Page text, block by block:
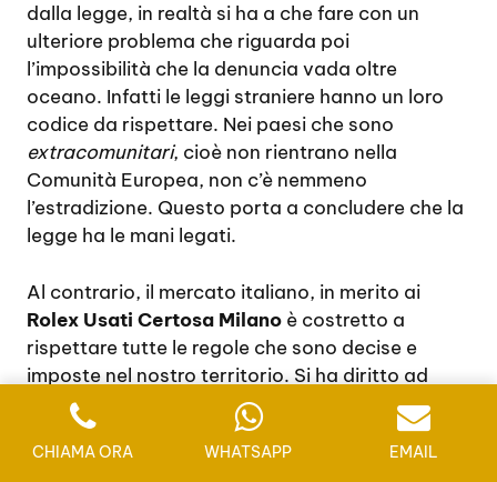
dalla legge, in realtà si ha a che fare con un
ulteriore problema che riguarda poi
l’impossibilità che la denuncia vada oltre
oceano. Infatti le leggi straniere hanno un loro
codice da rispettare. Nei paesi che sono
extracomunitari, cioè non rientrano nella
Comunità Europea, non c’è nemmeno
l’estradizione. Questo porta a concludere che la
legge ha le mani legati.
Al contrario, il mercato italiano, in merito ai
Rolex Usati Certosa Milano è costretto a
rispettare tutte le regole che sono decise e
imposte nel nostro territorio. Si ha diritto ad
avere delle tutele di acquisto, le denunce sono
molto rapida e si riesce a tornare in possesso
del proprio denaro. Questo è quello che riguarda
CHIAMA ORA WHATSAPP EMAIL